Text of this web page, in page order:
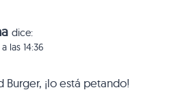
dice:
las 14:36
Burger, ¡lo está petando!